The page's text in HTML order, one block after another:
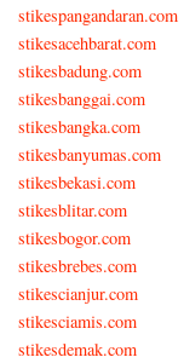
stikespangandaran.com
stikesacehbarat.com
stikesbadung.com
stikesbanggai.com
stikesbangka.com
stikesbanyumas.com
stikesbekasi.com
stikesblitar.com
stikesbogor.com
stikesbrebes.com
stikescianjur.com
stikesciamis.com
stikesdemak.com